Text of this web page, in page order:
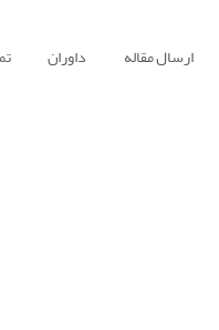
ارسال مقاله داوران